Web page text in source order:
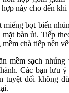
này cho đến
bọt biển
mặt bàn ủi. Tiếp
chà tiếp nên
mềm sạch
Các bạn lưu
tuyệt đối không